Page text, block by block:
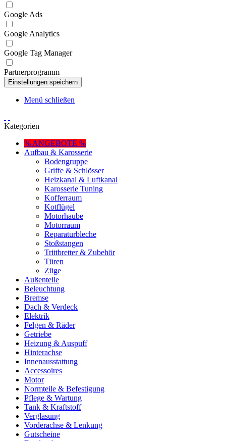
Google Ads
Google Analytics
Google Tag Manager
Partnerprogramm
Menü schließen
Kategorien
% ANGEBOTE %
Aufbau & Karosserie
Bodengruppe
Griffe & Schlösser
Heizkanal & Luftkanal
Karosserie Tuning
Kofferraum
Kotflügel
Motorhaube
Motorraum
Reparaturbleche
Stoßstangen
Trittbretter & Zubehör
Türen
Züge
Außenteile
Beleuchtung
Bremse
Dach & Verdeck
Elektrik
Felgen & Räder
Getriebe
Heizung & Auspuff
Hinterachse
Innenausstattung
Accessoires
Motor
Normteile & Befestigung
Pflege & Wartung
Tank & Kraftstoff
Verglasung
Vorderachse & Lenkung
Gutscheine